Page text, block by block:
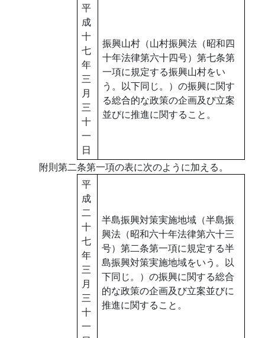
平
成
十
七
年
三
月
三
十
一
日
振興山村（山村振興法（昭和四
十年法律第六十四号）第七条第
一項に規定する振興山村をい
う。以下同じ。）の振興に関す
る総合的な政策の企画及び立案
並びに推進に関すること。
附則第二条第一項の表に次のように加える。
平
成
二
十
七
年
三
月
三
十
一
半島振興対策実施地域（半島振
興法（昭和六十年法律第六十三
号）第二条第一項に規定する半
島振興対策実施地域をいう。以
下同じ。）の振興に関する総合
的な政策の企画及び立案並びに
推進に関すること。